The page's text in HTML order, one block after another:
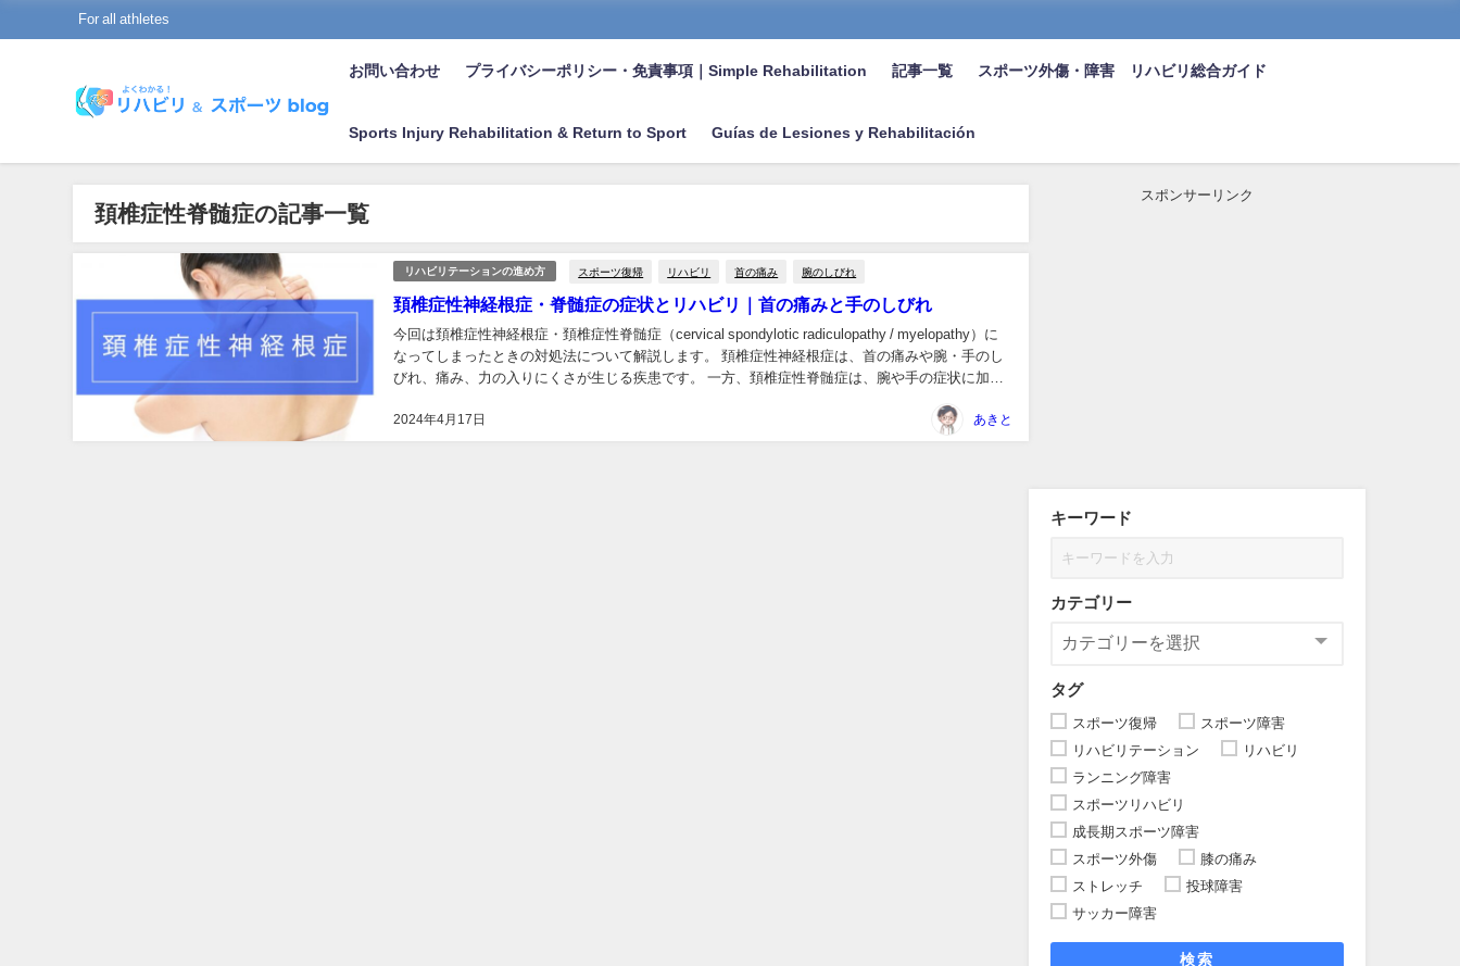
For all athletes
お問い合わせ プライバシーポリシー・免責事項｜Simple Rehabilitation 記事一覧 スポーツ外傷・障害 リハビリ総合ガイド
Sports Injury Rehabilitation & Return to Sport Guías de Lesiones y Rehabilitación
頚椎症性脊髄症の記事一覧
リハビリテーションの進め方 スポーツ復帰 リハビリ 首の痛み 腕のしびれ
頚椎症性神経根症・脊髄症の症状とリハビリ｜首の痛みと手のしびれ
2024年4月17日
今回は頚椎症性神経根症・頚椎症性脊髄症（cervical spondylotic radiculopathy / myelopathy）に
なってしまったときの対処法について解説します。 頚椎症性神経根症は、首の痛みや腕・手のし
びれ、痛み、力の入りにくさが生じる疾患です。 一方、頚椎症性脊髄症は、腕や手の症状に加え
あきと
スポンサーリンク
キーワード
カテゴリー
タグ
スポーツ復帰
スポーツ障害
リハビリテーション
リハビリ
ランニング障害
スポーツリハビリ
成長期スポーツ障害
スポーツ外傷
膝の痛み
ストレッチ
投球障害
サッカー障害
検索